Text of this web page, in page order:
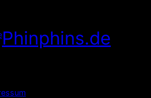
Phinphins.de